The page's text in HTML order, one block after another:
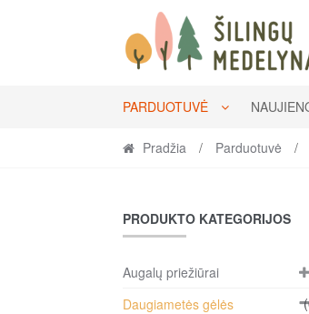
to
navigation
to
content
PARDUOTUVĖ
Pradžia / Parduotuvė /
PRODUKTO KATEGORIJOS
Augalų priežiūrai
Daugiametės gėlės